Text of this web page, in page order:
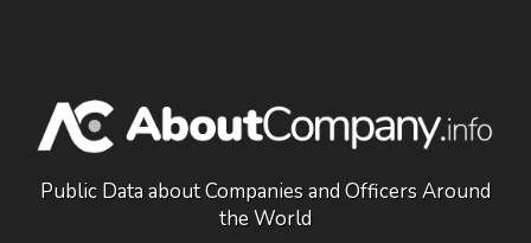
Public Data about Companies and Officers Around
the World